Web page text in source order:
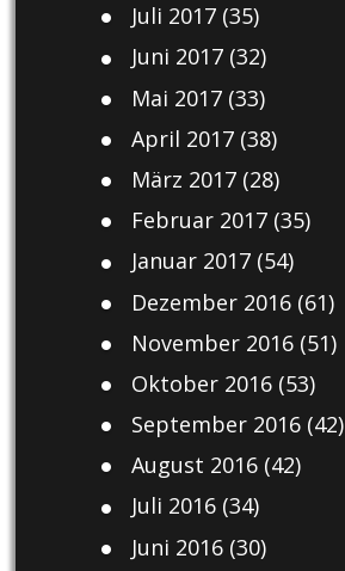
Juli 2017(35)
Juni 2017(32)
Mai 2017(33)
April 2017(38)
März 2017(28)
Februar 2017(35)
Januar 2017(54)
Dezember 2016(61)
November 2016(51)
Oktober 2016(53)
September 2016(42)
August 2016(42)
Juli 2016(34)
Juni 2016(30)